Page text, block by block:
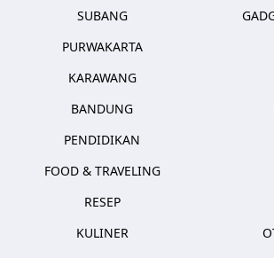
SUBANG
PURWAKARTA
KARAWANG
BANDUNG
PENDIDIKAN
FOOD & TRAVELING
RESEP
KULINER